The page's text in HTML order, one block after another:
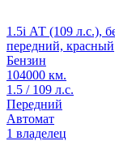
1.5i АТ (109 л.с.),
передний, красный
Бензин
104000 км.
1.5 / 109 л.с.
Передний
Автомат
1 владелец